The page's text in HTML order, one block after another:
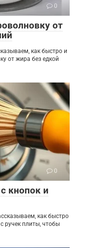
0
от
как быстро и
от жира без едкой
0
кнопок и
как быстро
ручек плиты, чтобы